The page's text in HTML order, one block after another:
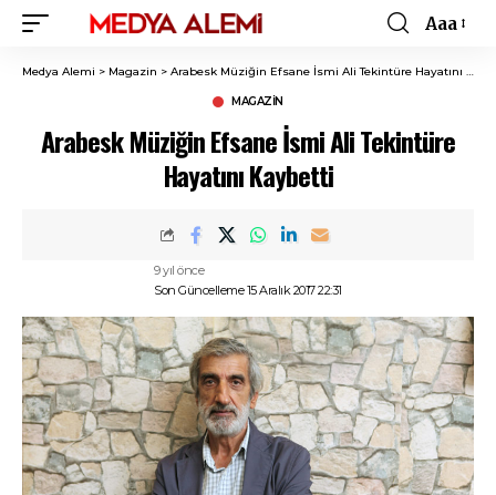
Font
Aaa
Medya Alemi > Magazin > Arabesk Müziğin Efsane İsmi Ali Tekintüre Hayatını Kaybetti
MAGAZIN
Arabesk Müziğin Efsane İsmi Ali Tekintüre
Hayatını Kaybetti
Son Güncelleme 15 Aralık 2017 22:31
9 yıl önce